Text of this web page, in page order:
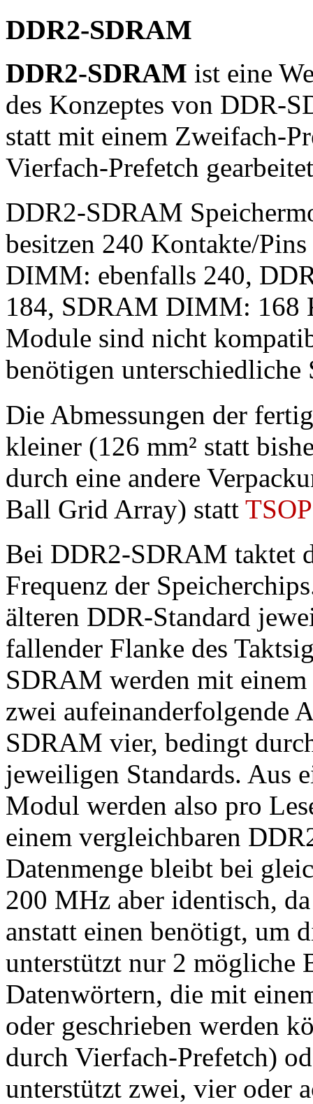
DDR2-SDRAM
DDR2-SDRAM ist eine
des Konzeptes von DDR-
statt mit einem Zweifach-
Vierfach-Prefetch
DDR2-SDRAM
besitzen 240 Kontakte/
DIMM: ebenfalls 240,
184, SDRAM DIMM: 168
Module sind nicht
benötigen unterschiedliche
Die Abmessungen der
kleiner (126 mm² statt
durch eine andere
Ball Grid Array) statt TSOP
Bei DDR2-SDRAM taktet
Frequenz der
älteren DDR-Standard
fallender Flanke des
SDRAM werden mit
zwei aufeinanderfolgende
SDRAM vier, bedingt
jeweiligen Standards. Aus
Modul werden also pro
einem vergleichbaren
Datenmenge bleibt bei
200 MHz aber identisch,
anstatt einen benötigt, um
unterstützt nur 2 mögliche
Datenwörtern, die mit
oder geschrieben werden
durch Vierfach-Prefetch)
unterstützt zwei, vier oder